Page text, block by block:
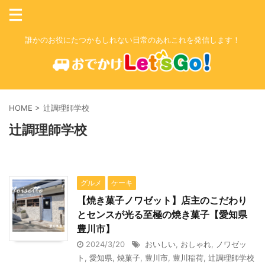
誰かのお役にたつかもしれない日常のあれこれを発信します！
HOME > 辻調理師学校
辻調理師学校
グルメ ケーキ
【焼き菓子ノワゼット】店主のこだわり
とセンスが光る至極の焼き菓子【愛知県
豊川市】
2024/3/20 おいしい おしゃれ
ノワゼッ
ト
愛知県 焼菓子 豊川市 豊川稲荷 辻調理師学校